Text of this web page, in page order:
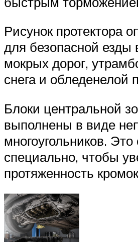
Рисунок протектора
для безопасной езды
мокрых дорог,
снега и обледенелой
Блоки центральной
выполнены в виде
многоугольников.
специально, чтобы
протяженность